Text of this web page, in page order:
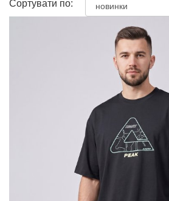
Сортувати по: